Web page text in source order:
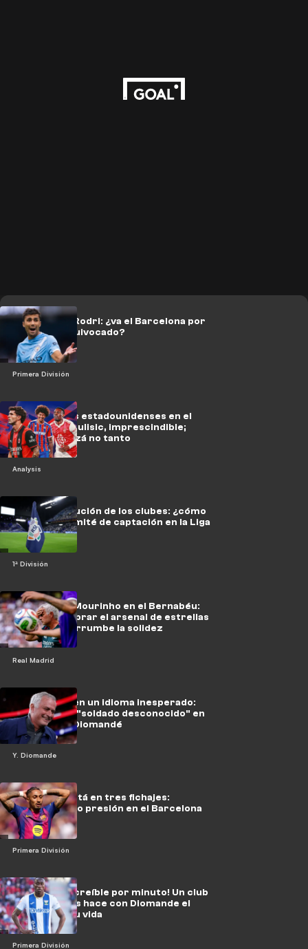
Primera División
El fichaje de Rodri: ¿va el Barcelona por
el camino equivocado?
Analysis
Niveles de los estadounidenses en el
extranjero: Pulisic, imprescindible;
Cardoso, quizá no tanto
1ª División
Tras la revolución de los clubes: ¿cómo
trabaja el comité de captación en la Liga
saudí?
Real Madrid
El dilema de Mourinho en el Bernabéu:
¿cómo equilibrar el arsenal de estrellas
sin que se derrumbe la solidez
defensiva?
Y. Diomande
Una llamada en un idioma inesperado:
Mourinho, el "soldado desconocido" en
el fichaje de Diomandé
Primera División
El secreto está en tres fichajes:
Raphinha, bajo presión en el Barcelona
Primera División
¡Una suma increíble por minuto! Un club
de las afueras hace con Diomande el
negocio de su vida